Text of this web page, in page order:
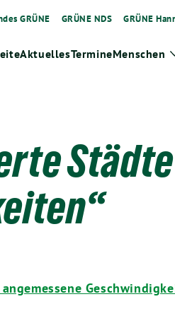
GRÜNE GRÜNE NDS GRÜNE
AktuellesTermineMenschen